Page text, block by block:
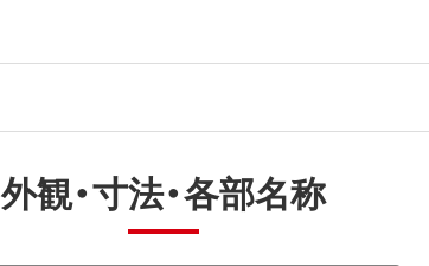
外観・寸法・各部名称